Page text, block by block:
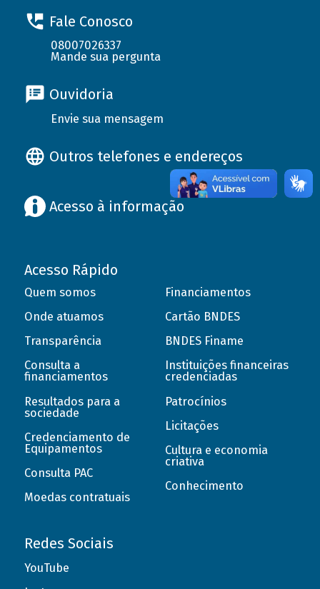
Fale Conosco
08007026337
Mande sua pergunta
Ouvidoria
Envie sua mensagem
Outros telefones e endereços
Acesso à informação
Acesso Rápido
Quem somos
Onde atuamos
Transparência
Consulta a
financiamentos
Resultados para a
sociedade
Credenciamento de
Equipamentos
Consulta PAC
Moedas contratuais
Financiamentos
Cartão BNDES
BNDES Finame
Instituições financeiras
credenciadas
Patrocínios
Licitações
Cultura e economia
criativa
Conhecimento
Redes Sociais
YouTube